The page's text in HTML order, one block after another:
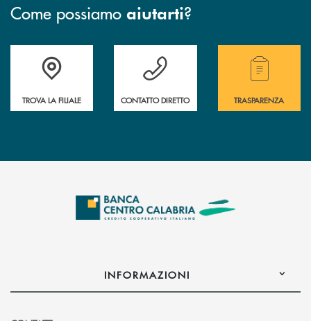
Come possiamo aiutarti?
Accedi all' elenco completo delle filiali .
TROVA LA FILIALE
Hai bisogno di assistenza immediata ?
CONTATTO DIRETTO
Hai bisogno di
TRASPARENZA
INFORMAZIONI